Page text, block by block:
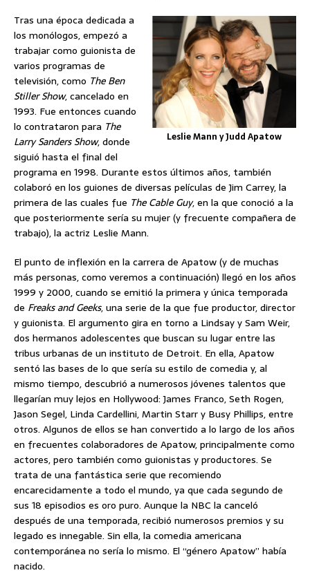
Leslie Mann y Judd Apatow
Tras una época dedicada a
los monólogos, empezó a
trabajar como guionista de
varios programas de
televisión, como The Ben
Stiller Show, cancelado en
1993. Fue entonces cuando
lo contrataron para The
Larry Sanders Show, donde
siguió hasta el final del
programa en 1998. Durante estos últimos años, también
colaboró en los guiones de diversas películas de Jim Carrey, la
primera de las cuales fue The Cable Guy, en la que conoció a la
que posteriormente sería su mujer (y frecuente compañera de
trabajo), la actriz Leslie Mann.
El punto de inflexión en la carrera de Apatow (y de muchas
más personas, como veremos a continuación) llegó en los años
1999 y 2000, cuando se emitió la primera y única temporada
de Freaks and Geeks, una serie de la que fue productor, director
y guionista. El argumento gira en torno a Lindsay y Sam Weir,
dos hermanos adolescentes que buscan su lugar entre las
tribus urbanas de un instituto de Detroit. En ella, Apatow
sentó las bases de lo que sería su estilo de comedia y, al
mismo tiempo, descubrió a numerosos jóvenes talentos que
llegarían muy lejos en Hollywood: James Franco, Seth Rogen,
Jason Segel, Linda Cardellini, Martin Starr y Busy Phillips, entre
otros. Algunos de ellos se han convertido a lo largo de los años
en frecuentes colaboradores de Apatow, principalmente como
actores, pero también como guionistas y productores. Se
trata de una fantástica serie que recomiendo
encarecidamente a todo el mundo, ya que cada segundo de
sus 18 episodios es oro puro. Aunque la NBC la canceló
después de una temporada, recibió numerosos premios y su
legado es innegable. Sin ella, la comedia americana
contemporánea no sería lo mismo. El “género Apatow” había
nacido.